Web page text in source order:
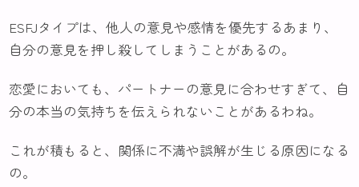
ESFJタイプは、他人の意見や感情を優先するあまり、
自分の意見を押し殺してしまうことがあるの。
恋愛においても、パートナーの意見に合わせすぎて、自
分の本当の気持ちを伝えられないことがあるわね。
これが積もると、関係に不満や誤解が生じる原因になる
の。